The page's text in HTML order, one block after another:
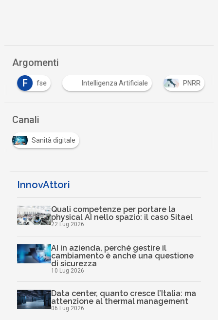
Argomenti
F
fse Intelligenza Artificiale PNRR
Canali
Sanità digitale
InnovAttori
Quali competenze per portare la
physical AI nello spazio: il caso Sitael
22 Lug 2026
AI in azienda, perché gestire il
cambiamento è anche una questione
di sicurezza
10 Lug 2026
Data center, quanto cresce l’Italia: ma
attenzione al thermal management
06 Lug 2026